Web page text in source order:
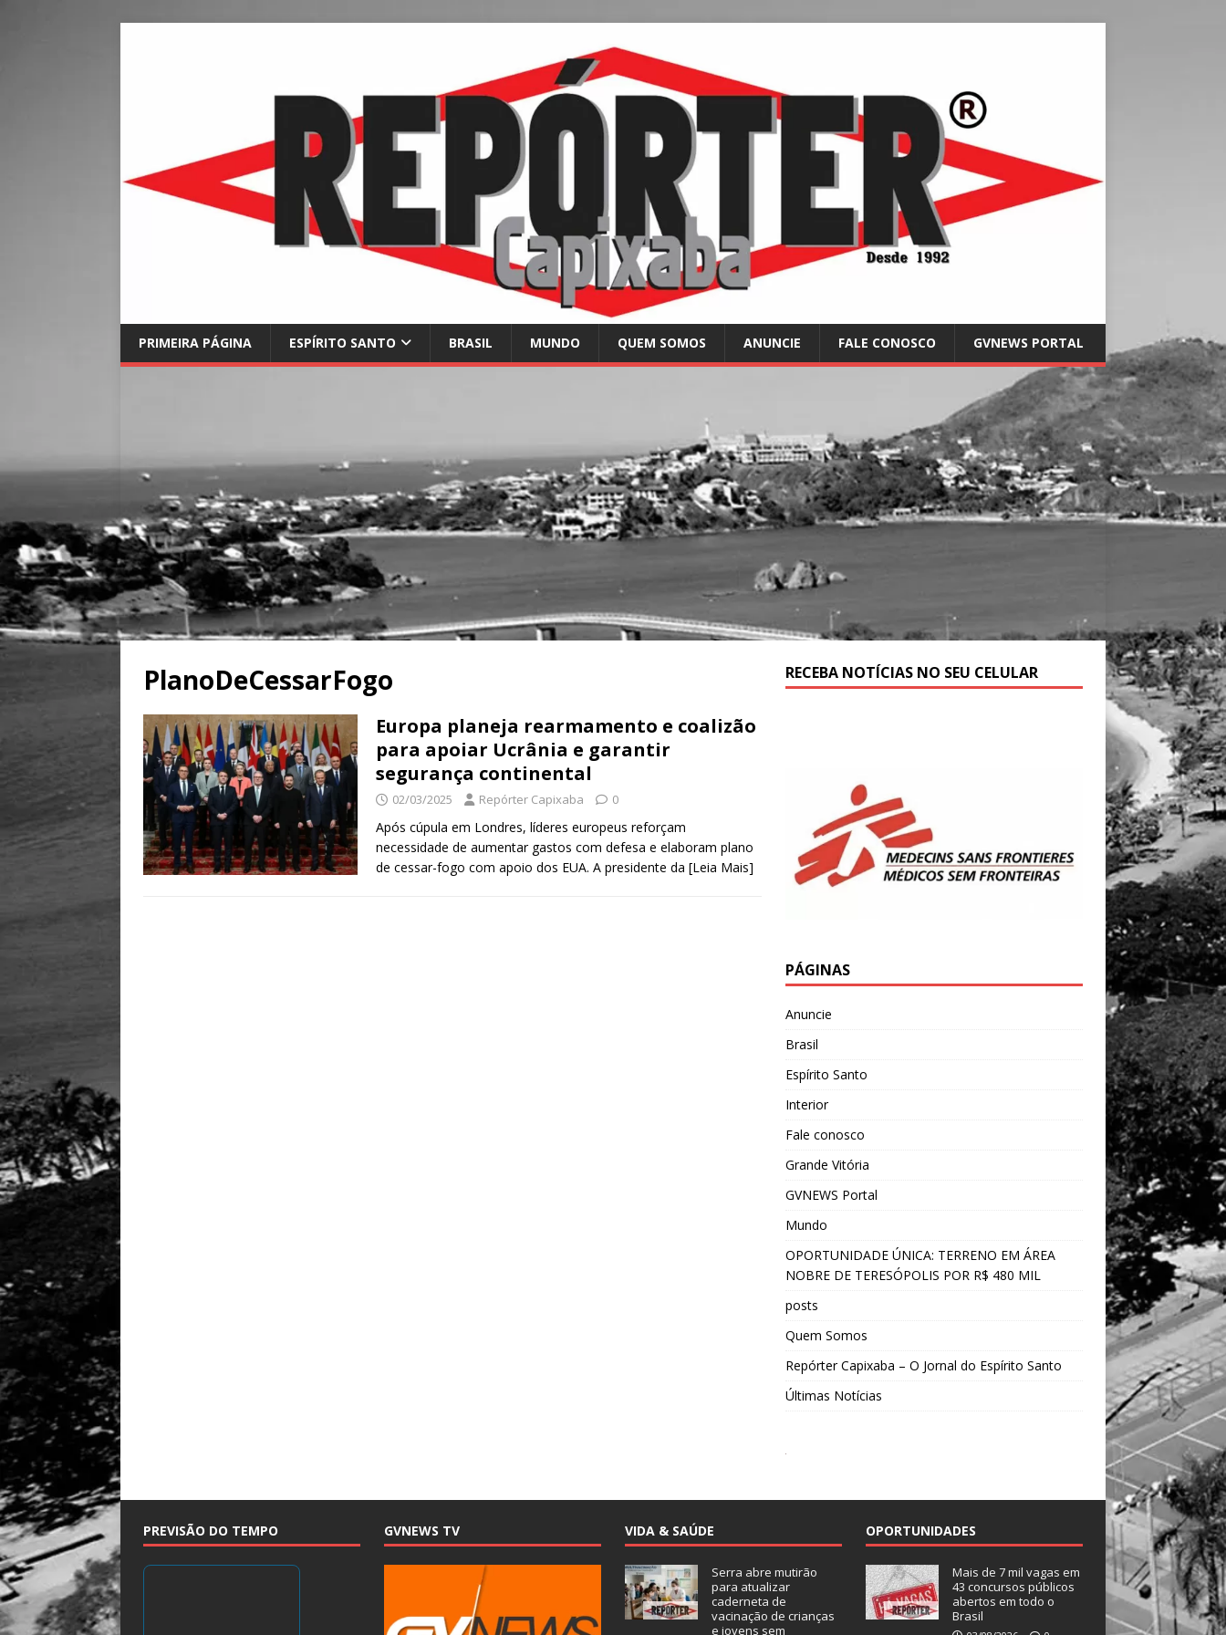
PRIMEIRA PÁGINA ESPÍRITO SANTO BRASIL MUNDO QUEM SOMOS ANUNCIE FALE CONOSCO GVNEWS PORTAL
PlanoDeCessarFogo
Europa planeja rearmamento e coalizão
para apoiar Ucrânia e garantir
segurança continental
02/03/2025 Repórter Capixaba 0
Após cúpula em Londres, líderes europeus reforçam
necessidade de aumentar gastos com defesa e elaboram plano
de cessar-fogo com apoio dos EUA. A presidente da [Leia Mais]
RECEBA NOTÍCIAS NO SEU CELULAR
PÁGINAS
Anuncie
Brasil
Espírito Santo
Interior
Fale conosco
Grande Vitória
GVNEWS Portal
Mundo
OPORTUNIDADE ÚNICA: TERRENO EM ÁREA
NOBRE DE TERESÓPOLIS POR R$ 480 MIL
posts
Quem Somos
Repórter Capixaba – O Jornal do Espírito Santo
Últimas Notícias
PREVISÃO DO TEMPO GVNEWS TV VIDA & SAÚDE
Serra abre mutirão
para atualizar
caderneta de
vacinação de crianças
e jovens sem
OPORTUNIDADES
Mais de 7 mil vagas em
43 concursos públicos
abertos em todo o
Brasil